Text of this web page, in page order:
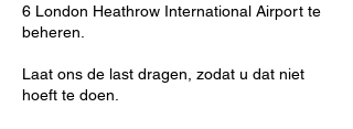
6 London Heathrow International Airport te
beheren.
Laat ons de last dragen, zodat u dat niet
hoeft te doen.